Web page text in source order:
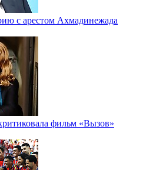
с арестом Ахмадинежада
фильм «Вызов»